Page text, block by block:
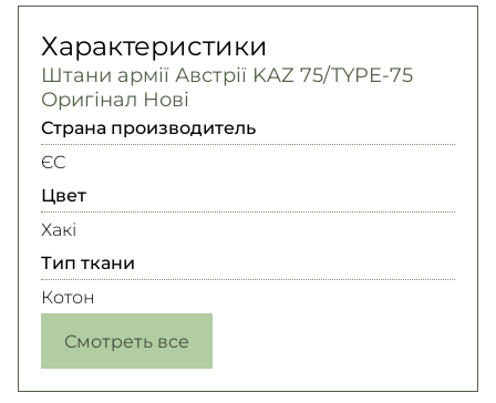
Характеристики
Штани армії Австрії KAZ 75/TYPE-75
Оригінал Нові
Страна производитель
ЄС
Цвет
Хакі
Тип ткани
Котон
Смотреть все